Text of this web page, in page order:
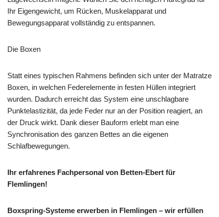
Ihr Eigengewicht, um Rücken, Muskelapparat und
Bewegungsapparat vollständig zu entspannen.
Die Boxen
Statt eines typischen Rahmens befinden sich unter der Matratze
Boxen, in welchen Federelemente in festen Hüllen integriert
wurden. Dadurch erreicht das System eine unschlagbare
Punktelastizität, da jede Feder nur an der Position reagiert, an
der Druck wirkt. Dank dieser Bauform erlebt man eine
Synchronisation des ganzen Bettes an die eigenen
Schlafbewegungen.
Ihr erfahrenes Fachpersonal von Betten-Ebert für
Flemlingen!
Boxspring-Systeme erwerben in Flemlingen – wir erfüllen